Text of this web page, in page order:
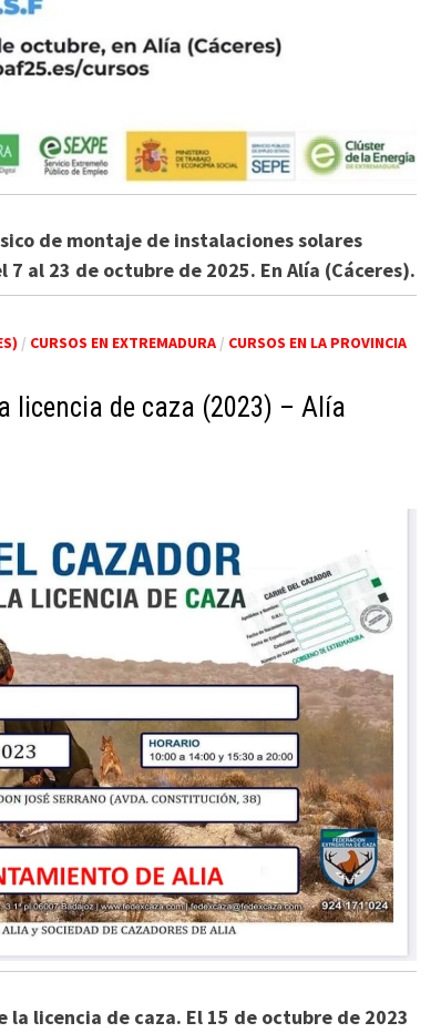
de montaje de instalaciones solares
al 23 de octubre de 2025. En Alía (Cáceres).
/ CURSOS EN EXTREMADURA/ CURSOS EN LA PROVINCIA
licencia de caza (2023) – Alía
la licencia de caza. El 15 de octubre de 2023